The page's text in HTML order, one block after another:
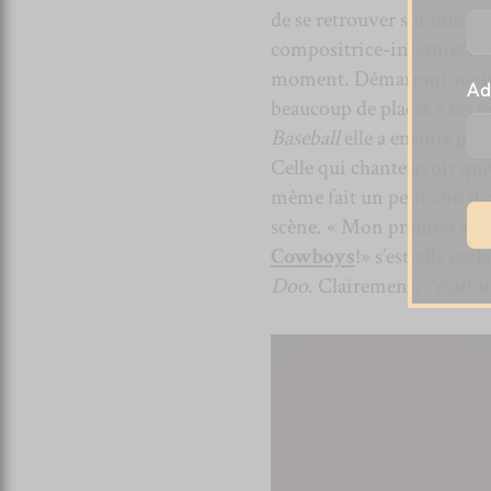
de se retrouver sur une
compositrice-interprète
moment. Démarrant sur
beaucoup de places à ses
Baseballelle a ensuite pris
Celle qui chante avoir
même fait un petit clin
scène. « Mon premier
Cowboys!» s’est-elle
Doo. Clairement, c’était